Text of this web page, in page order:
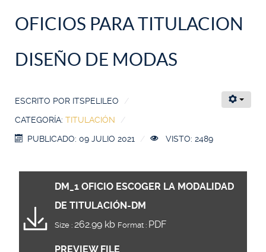
OFICIOS PARA TITULACION
DISEÑO DE MODAS
ESCRITO POR ITSPELILEO
CATEGORÍA: TITULACIÓN
PUBLICADO: 09 JULIO 2021
VISTO: 2489
DM_1 OFICIO ESCOGER LA MODALIDAD
DE TITULACIÓN-DM
Size : 262.99 kb Format : PDF
PREVIEW FILE